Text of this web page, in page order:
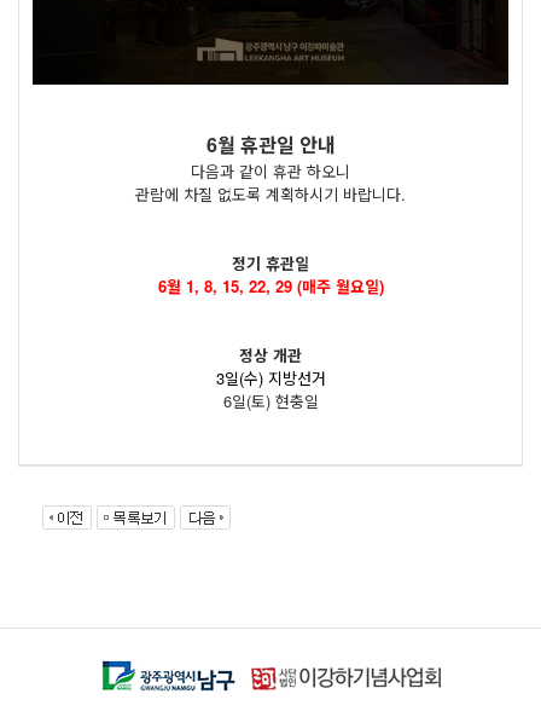
6월 휴관일 안내
다음과 같이 휴관 하오니
관람에 차질 없도록 계획하시기 바랍니다.
정기 휴관일
6월 1, 8, 15, 22, 29 (매주 월요일)
정상 개관
3일(수) 지방선거
6일(토) 현충일